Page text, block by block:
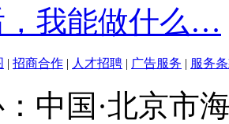
，我能做什么…
| 招商合作 | 人才招聘 | 广告服务 | 服务
中国·北京市